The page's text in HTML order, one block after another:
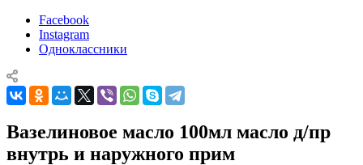
Facebook
Instagram
Одноклассники
Вазелиновое масло 100мл масло д/пр
внутрь и наружного прим